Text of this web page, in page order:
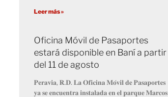
Leer más »
Oficina Móvil de Pasaportes
estará disponible en Baní a partir
del 11 de agosto
𝐏𝐞𝐫𝐚𝐯𝐢𝐚, 𝐑.𝐃. 𝐋𝐚 𝐎𝐟𝐢𝐜𝐢𝐧𝐚 𝐌𝐨́𝐯𝐢𝐥 𝐝𝐞 𝐏𝐚𝐬𝐚𝐩𝐨𝐫𝐭𝐞𝐬
𝐲𝐚 𝐬𝐞 𝐞𝐧𝐜𝐮𝐞𝐧𝐭𝐫𝐚 𝐢𝐧𝐬𝐭𝐚𝐥𝐚𝐝𝐚 𝐞𝐧 𝐞𝐥 𝐩𝐚𝐫𝐪𝐮𝐞 𝐌𝐚𝐫𝐜𝐨𝐬